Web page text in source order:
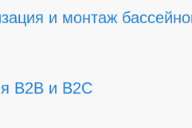
и монтаж
В2В и В2С